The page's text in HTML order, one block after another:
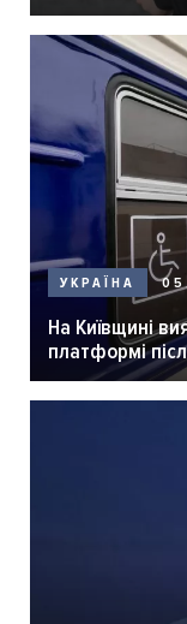
УКРАЇНА
На Київщині
платформі